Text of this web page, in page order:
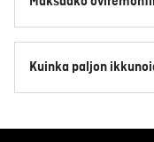
Kuinka paljon